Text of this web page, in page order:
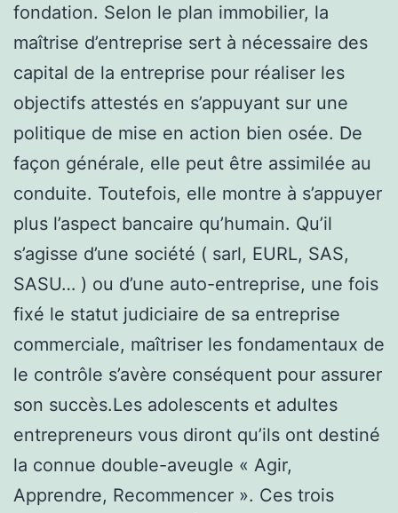
fondation. Selon le plan immobilier, la
maîtrise d’entreprise sert à nécessaire des
capital de la entreprise pour réaliser les
objectifs attestés en s’appuyant sur une
politique de mise en action bien osée. De
façon générale, elle peut être assimilée au
conduite. Toutefois, elle montre à s’appuyer
plus l’aspect bancaire qu’humain. Qu’il
s’agisse d’une société ( sarl, EURL, SAS,
SASU… ) ou d’une auto-entreprise, une fois
fixé le statut judiciaire de sa entreprise
commerciale, maîtriser les fondamentaux de
le contrôle s’avère conséquent pour assurer
son succès.Les adolescents et adultes
entrepreneurs vous diront qu’ils ont destiné
la connue double-aveugle « Agir,
Apprendre, Recommencer ». Ces trois